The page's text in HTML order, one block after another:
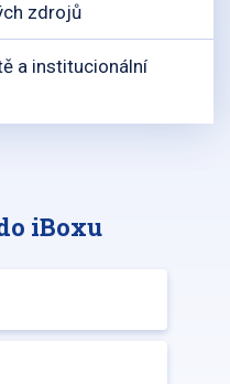
zdrojů
a institucionální
iBoxu